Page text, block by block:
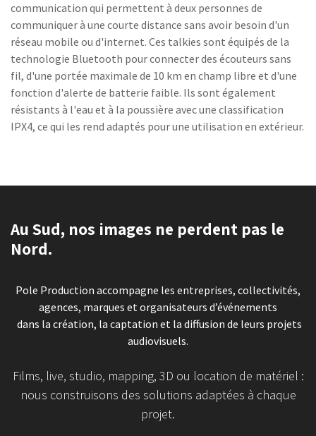
communication qui permettent à deux personnes de
communiquer à une courte distance sans avoir besoin d'un
réseau mobile ou d'internet. Ces talkies sont équipés de la
technologie Bluetooth pour connecter des écouteurs sans
fil, d'une portée maximale de 10 km en champ libre et d'une
fonction d'alerte de batterie faible. Ils sont également
résistants à l'eau et à la poussière avec une classification
IPX4, ce qui les rend adaptés pour une utilisation en extérieur.
Au Sud, nos images ne perdent pas le
Nord.
Pole Production accompagne les entreprises, collectivités,
agences, marques et organisateurs d’événements
dans la création, la captation et la diffusion de leurs projets
audiovisuels.
Films, live, studio, mapping, 3D ou location de matériel :
nous construisons des solutions adaptées à chaque
projet.